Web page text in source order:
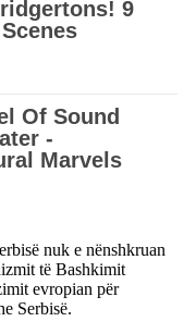
nuk e nënshkruan
të Bashkimit
evropian për
Serbisë.